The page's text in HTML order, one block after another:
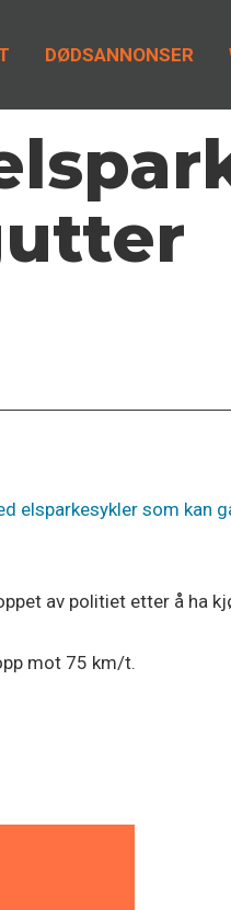
DØDSANNONSER
elsparkesykler som kan
av politiet etter å ha
mot 75 km/t.